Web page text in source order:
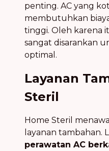
penting. AC yang
membutuhkan
tinggi. Oleh karena
sangat disarankan
optimal.
Layanan
Steril
Home Steril
layanan tambahan.
perawatan AC